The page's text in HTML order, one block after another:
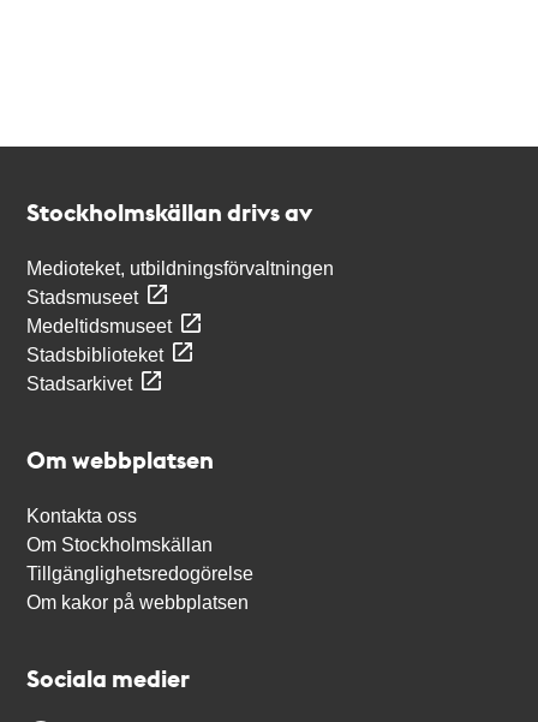
Stockholmskällan drivs av
Medioteket, utbildningsförvaltningen
Stadsmuseet
Medeltidsmuseet
Stadsbiblioteket
Stadsarkivet
Om webbplatsen
Kontakta oss
Om Stockholmskällan
Tillgänglighetsredogörelse
Om kakor på webbplatsen
Sociala medier